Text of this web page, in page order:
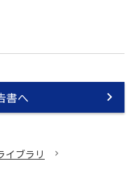
書へ
イブラリ